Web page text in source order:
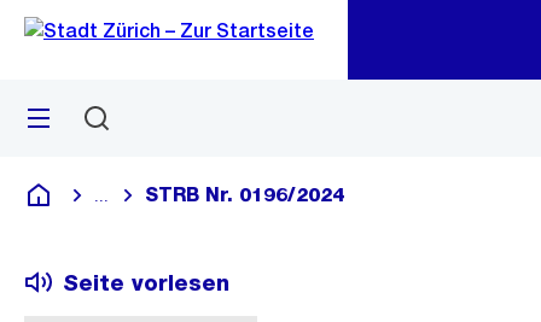
Navigation
Sprunglink
Menü
Deutsch
Blende alle Breadcrumbs ein
STRB Nr. 0196/2024
Seite vorlesen